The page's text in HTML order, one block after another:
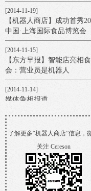
[2014-11-19]
【机器人商店】成功首秀
中国·上海国际食品博览会
[2014-11-15]
【东方早报】智能店亮相
会：营业员是机器人
[2014-11-14]
媒体争相报道
[2014-11-14]
【新民晚报】机器人商店
首次亮相
[2014-11-12]
我和机器人商店有个约会
[2014-11-10]
了解更多“机器人商店”信息，
关注 Cereson